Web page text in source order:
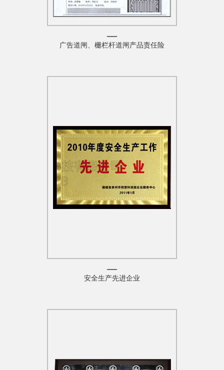
广告道闸、栅栏杆道闸产品责任险
安全生产先进企业